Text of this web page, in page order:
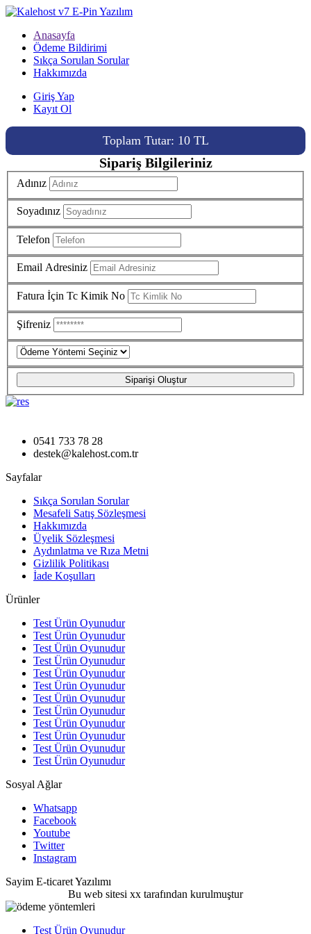
Anasayfa
Ödeme Bildirimi
Sıkça Sorulan Sorular
Hakkımızda
Giriş Yap
Kayıt Ol
Toplam Tutar: 10 TL
Sipariş Bilgileriniz
Adınız
Soyadınız
Telefon
Email Adresiniz
Fatura İçin Tc Kimik No
Şifreniz
Siparişi Oluştur
0541 733 78 28
destek@kalehost.com.tr
Sayfalar
Sıkça Sorulan Sorular
Mesafeli Satış Sözleşmesi
Hakkımızda
Üyelik Sözleşmesi
Aydınlatma ve Rıza Metni
Gizlilik Politikası
İade Koşulları
Ürünler
Test Ürün Oyunudur
Test Ürün Oyunudur
Test Ürün Oyunudur
Test Ürün Oyunudur
Test Ürün Oyunudur
Test Ürün Oyunudur
Test Ürün Oyunudur
Test Ürün Oyunudur
Test Ürün Oyunudur
Test Ürün Oyunudur
Test Ürün Oyunudur
Test Ürün Oyunudur
Sosyal Ağlar
Whatsapp
Facebook
Youtube
Twitter
Instagram
Sayim E-ticaret Yazılımı
Bu web sitesi xx tarafından kurulmuştur
Test Ürün Oyunudur